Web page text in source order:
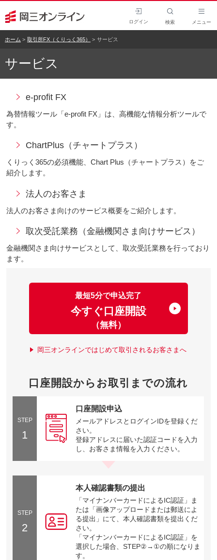
ログイン 検索 メニュー
ホーム 取引所FX（くりっく365） サービス
サービス
e-profit FX
為替情報ツール「e-profit FX」は、高機能な情報分析ツールで
す。
ChartPlus（チャートプラス）
くりっく365の必須機能、Chart Plus（チャートプラス）をご
紹介します。
法人のお客さま
法人のお客さま向けのサービス概要をご紹介します。
取次受託業務（金融機関さま向けサービス）
金融機関さま向けサービスとして、取次受託業務を行っており
ます。
最短5分で申込完了
今すぐ口座開設
（無料）
岡三オンラインではじめて取引されるお客さまへ
口座開設からお取引までの流れ
STEP
1
口座開設申込
メールアドレスとログインIDを登録くだ
さい。
登録アドレスに届いた認証コードを入力
し、お客さま情報を入力ください。
STEP
2
本人確認書類の提出
「マイナンバーカードによるIC認証」ま
たは「画像アップロードまたは郵送によ
る提出」にて、本人確認書類を提出くだ
さい。
「マイナンバーカードによるIC認証」を
選択した場合、STEP②→①の順になりま
す。